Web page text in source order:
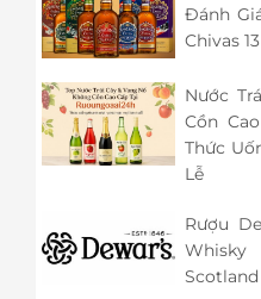
Đánh
Chivas 13
Nước
Cồn
Thức
Lễ
Rượu
Scotland